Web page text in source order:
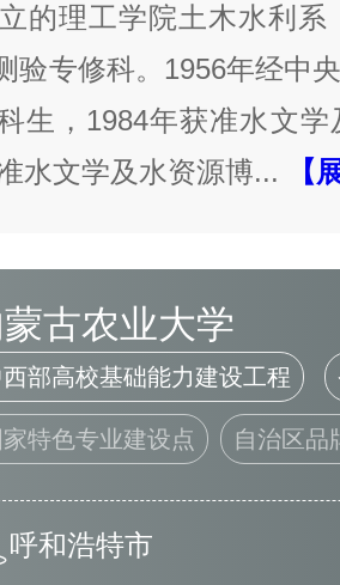
的理工学院土木水利
验专修科。1956年经中
生，1984年获准水文
水文学及水资源博... 【
古农业大学
部高校基础能力建设工程
家特色专业建设点 自治区品
呼和浩特市